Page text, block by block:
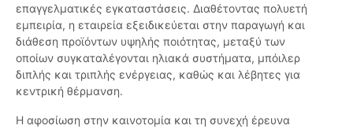
επαγγελματικές εγκαταστάσεις. Διαθέτοντας πολυετή
εμπειρία, η εταιρεία εξειδικεύεται στην παραγωγή και
διάθεση προϊόντων υψηλής ποιότητας, μεταξύ των
οποίων συγκαταλέγονται ηλιακά συστήματα, μπόιλερ
διπλής και τριπλής ενέργειας, καθώς και λέβητες για
κεντρική θέρμανση.
Η αφοσίωση στην καινοτομία και τη συνεχή έρευνα